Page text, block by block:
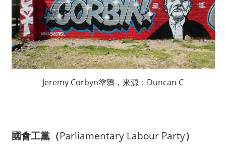
Jeremy Corbyn塗鴉，來源：Duncan C
國會工黨（Parliamentary Labour Party）